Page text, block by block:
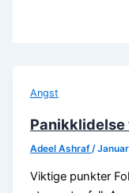
Angst
Adeel Ashraf /
Viktige punkter